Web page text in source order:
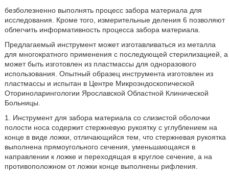
безболезненно выполнять процесс забора материала для
исследования. Кроме того, измерительные деления 6 позволяют
облегчить информативность процесса забора материала.
Предлагаемый инструмент может изготавливаться из металла
для многократного применения с последующей стерилизацией, а
может быть изготовлен из пластмассы для одноразового
использования. Опытный образец инструмента изготовлен из
пластмассы и испытан в Центре Микроэндоскопической
Оториноларингологии Ярославской Областной Клинической
Больницы.
1. Инструмент для забора материала со слизистой оболочки
полости носа содержит стержневую рукоятку с углублением на
конце в виде ложки, отличающийся тем, что стержневая рукоятка
выполнена прямоугольного сечения, уменьшающаяся в
направлении к ложке и переходящая в круглое сечение, а на
противоположном от ложки конце выполнены рифления.